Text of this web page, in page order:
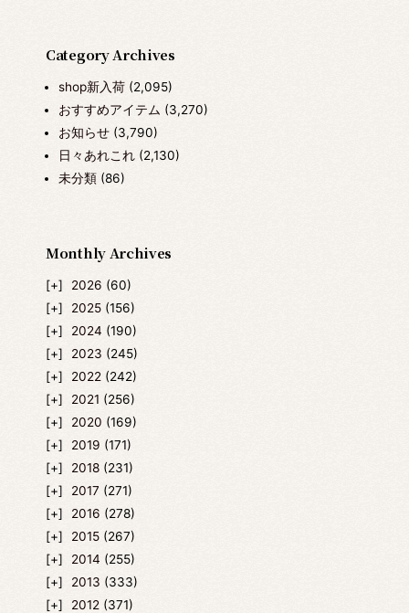
Category Archives
shop新入荷(2,095)
おすすめアイテム (3,270)
お知らせ(3,790)
日々あれこれ(2,130)
未分類(86)
Monthly Archives
2026 (60)
2025 (156)
2024 (190)
2023 (245)
2022 (242)
2021 (256)
2020 (169)
2019 (171)
2018 (231)
2017 (271)
2016 (278)
2015 (267)
2014 (255)
2013 (333)
2012 (371)